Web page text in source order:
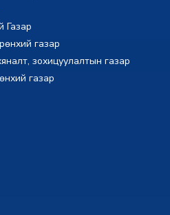
Газар
газар
зохицуулалтын газар
газар